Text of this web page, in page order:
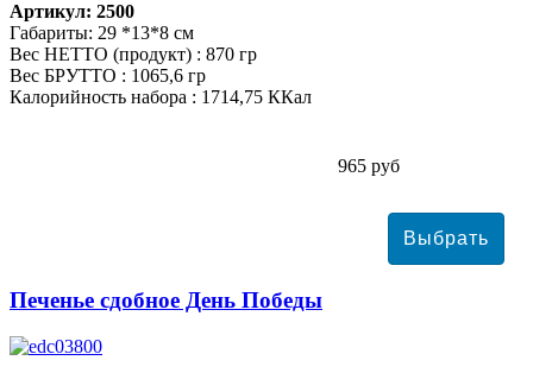
Артикул: 2500
Габариты: 29 *13*8 см
Вес НЕТТО (продукт) : 870 гр
Вес БРУТТО : 1065,6 гр
Калорийность набора : 1714,75 ККал
965 руб
Печенье сдобное День Победы